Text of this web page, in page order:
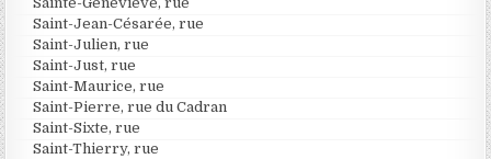
Saint-Jean-Césarée, rue
Saint-Julien, rue
Saint-Just, rue
Saint-Maurice, rue
Saint-Pierre, rue du Cadran
Saint-Sixte, rue
Saint-Thierry, rue